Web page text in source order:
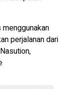
perjalanan dari